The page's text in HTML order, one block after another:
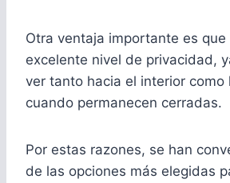
Otra ventaja importante es que
excelente nivel de privacidad,
ver tanto hacia el interior como
cuando permanecen cerradas.
Por estas razones, se han
de las opciones más elegidas